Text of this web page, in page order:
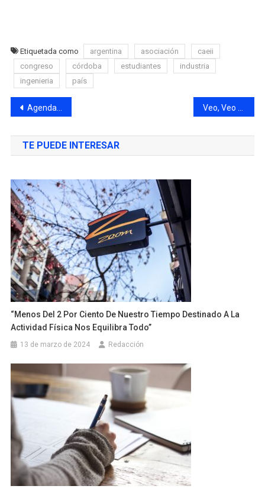
Etiquetada como argentina asociación
caeii
congreso
córdoba estudiantes
industria
ingenieria
país
Agenda de actividades para todos los gustos Veo, Veo ¿Qué ves? Más estrenos ¡Vamos!¡Vamos!
TE PUEDE INTERESAR
“Menos Del 2 Por Ciento De Nuestro Tiempo Destinado A La
Actividad Física Nos Equilibra Todo”
13 de marzo de 2024 Redacción